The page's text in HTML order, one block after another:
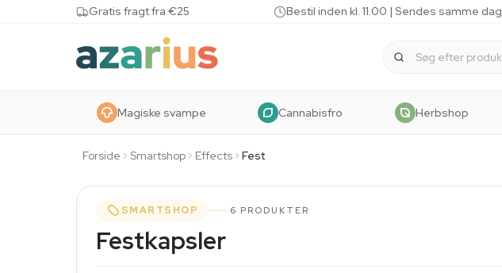
Skip to content Gratis fragt fra €25 Bestil inden kl. 11.00 | Sendes samme dag
Magiske svampe Cannabisfro Herbshop
Forside Smartshop Effects Fest
SMARTSHOP 6 PRODUKTER
Festkapsler